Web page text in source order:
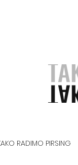
RADIMO PIRSING